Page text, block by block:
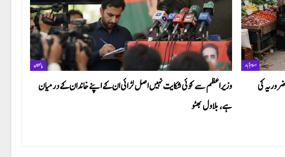
پاکستان
وزیراعظم سے کوئی شکایت نہیں اصل لڑائی ان کے اپنے خاندان کے درمیان
ہے، بلاول بھٹو
اسلام آباد
میں اضافہ، 20 اشیائے ضروریہ کی